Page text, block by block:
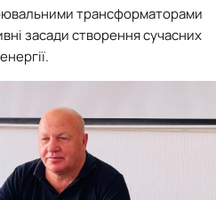
трансформаторами
засади створення сучасних